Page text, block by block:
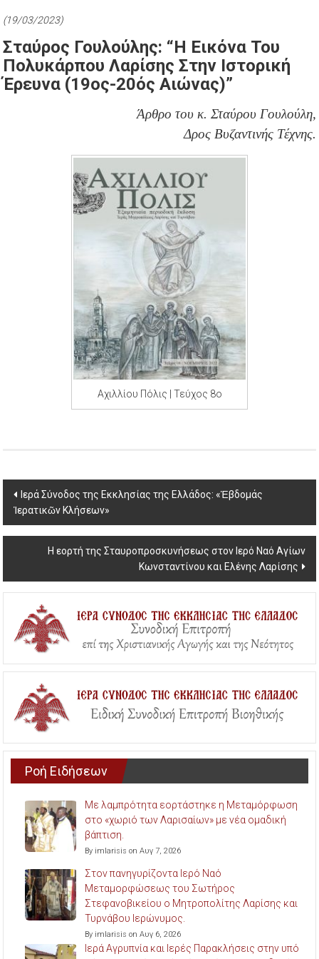
(19/03/2023)
Σταύρος Γουλούλης: “Η Εικόνα Του
Πολυκάρπου Λαρίσης Στην Ιστορική
Έρευνα (19ος-20ός Αιώνας)”
Άρθρο του κ. Σταύρου Γουλούλη,
Δρος Βυζαντινής Τέχνης.
Αχιλλίου Πόλις | Τεύχος 8ο
Post
navigation
Ιερά Σύνοδος της Εκκλησίας της Ελλάδος: «Ἑβδομάς
Ἱερατικῶν Κλήσεων»
Η εορτή της Σταυροπροσκυνήσεως στον Ιερό Ναό Αγίων
Κωνσταντίνου και Ελένης Λαρίσης
Ροή Ειδήσεων
Με λαμπρότητα εορτάστηκε η Μεταμόρφωση
στο «χωριό των Λαρισαίων» με νέα ομαδική
βάπτιση.
By imlarisis on Αυγ 7, 2026
Στον πανηγυρίζοντα Ιερό Ναό
Μεταμορφώσεως του Σωτήρος
Στεφανοβικείου ο Μητροπολίτης Λαρίσης και
Τυρνάβου Ιερώνυμος.
By imlarisis on Αυγ 6, 2026
Ιερά Αγρυπνία και Ιερές Παρακλήσεις στην υπό